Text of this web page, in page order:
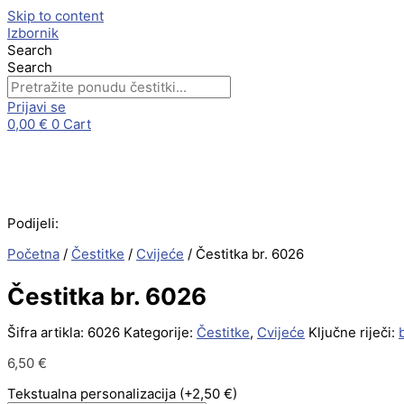
Skip to content
Izbornik
Search
Search
Prijavi se
0,00 € 0 Cart
Podijeli:
Početna / Čestitke / Cvijeće / Čestitka br. 6026
Čestitka br. 6026
Šifra artikla: 6026 Kategorije: Čestitke, Cvijeće Ključne riječi:
6,50 €
Tekstualna personalizacija (+2,50 €)